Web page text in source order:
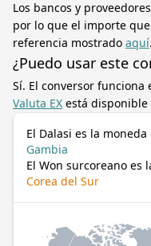
Los bancos y
por lo que el importe
referencia mostrado aquí.
¿Puedo usar este
Sí. El conversor funciona
Valuta EX está disponible
El Dalasi es la moneda
Gambia
El Won surcoreano es
Corea del Sur